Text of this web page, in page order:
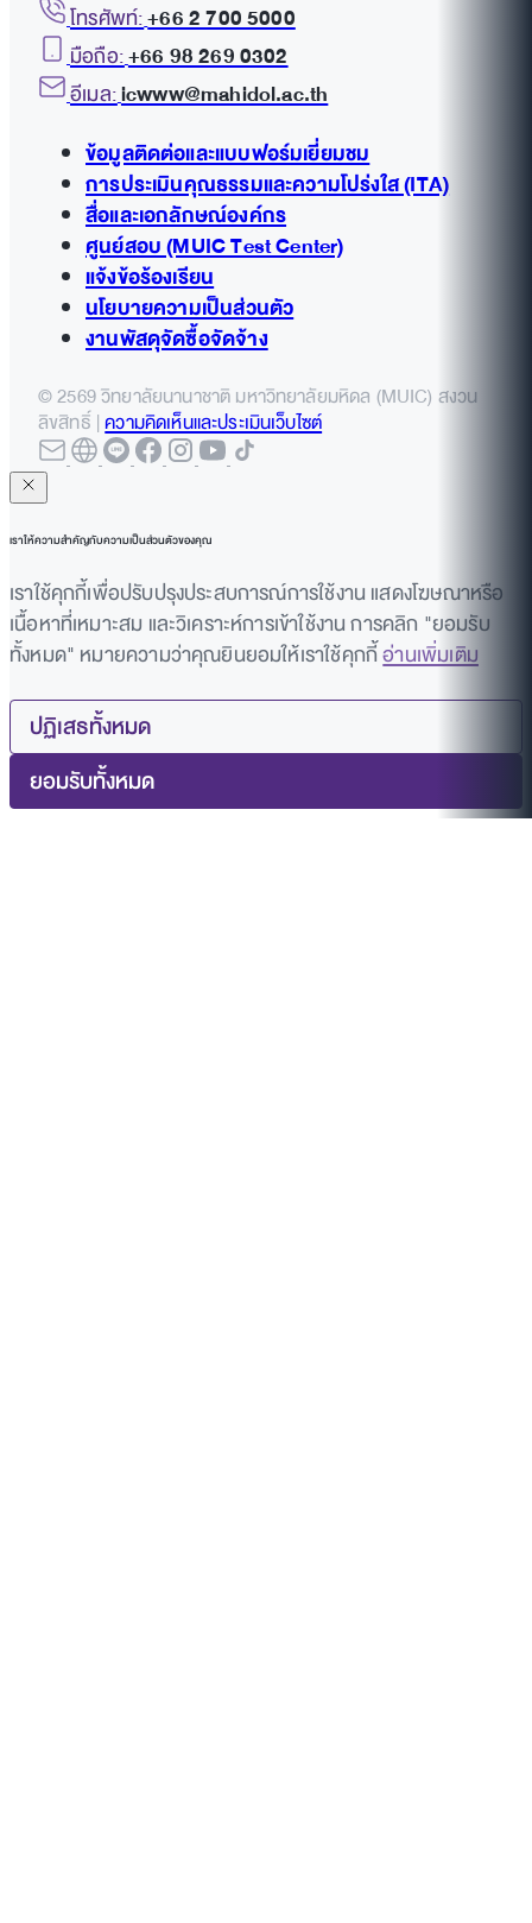
โทรศัพท์:+66 2 700 5000
มือถือ:+66 98 269 0302
อีเมล:icwww@mahidol.ac.th
ข้อมูลติดต่อและแบบฟอร์มเยี่ยมชม
การประเมินคุณธรรมและความโปร่งใส (ITA)
สื่อและเอกลักษณ์องค์กร
ศูนย์สอบ (MUIC Test Center)
แจ้งข้อร้องเรียน
นโยบายความเป็นส่วนตัว
งานพัสดุจัดซื้อจัดจ้าง
© 2569 วิทยาลัยนานาชาติ มหาวิทยาลัยมหิดล (MUIC) สงวน
ลิขสิทธิ์ |ความคิดเห็นและประเมินเว็บไซต์
เราให้ความสำคัญกับความเป็นส่วนตัวของคุณ
เราใช้คุกกี้เพื่อปรับปรุงประสบการณ์การใช้งาน แสดงโฆษณาหรือ
เนื้อหาที่เหมาะสม และวิเคราะห์การเข้าใช้งาน การคลิก "ยอมรับ
ทั้งหมด" หมายความว่าคุณยินยอมให้เราใช้คุกกี้อ่านเพิ่มเติม
ปฏิเสธทั้งหมด
ยอมรับทั้งหมด